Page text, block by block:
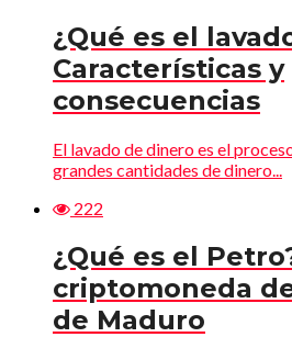
¿Qué es el
Características y
consecuencias
El lavado de dinero es el
grandes cantidades de dinero...
222
¿Qué es el
criptomoneda
de Maduro